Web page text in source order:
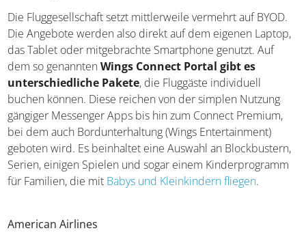
Die Fluggesellschaft setzt mittlerweile vermehrt auf BYOD.
Die Angebote werden also direkt auf dem eigenen Laptop,
das Tablet oder mitgebrachte Smartphone genutzt. Auf
dem so genanntenWings Connect Portal gibt es
unterschiedliche Pakete, die Fluggäste individuell
buchen können. Diese reichen von der simplen Nutzung
gängiger Messenger Apps bis hin zum Connect Premium,
bei dem auch Bordunterhaltung (Wings Entertainment)
geboten wird. Es beinhaltet eine Auswahl an Blockbustern,
Serien, einigen Spielen und sogar einem Kinderprogramm
für Familien, die mit Babys und Kleinkindern fliegen.
American Airlines